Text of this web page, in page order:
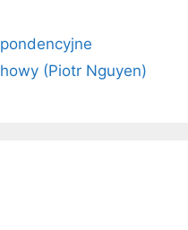
(Piotr Nguyen)